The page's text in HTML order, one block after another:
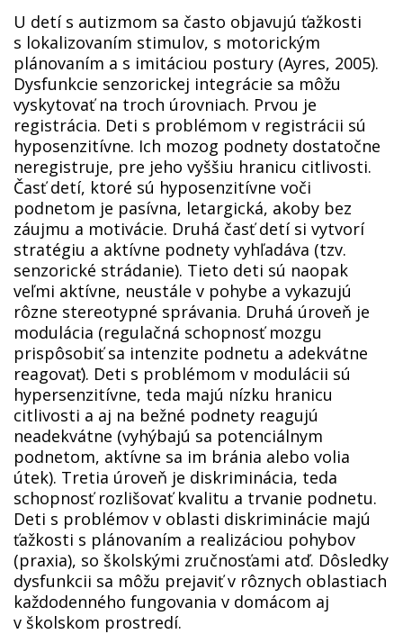
U detí s autizmom sa často objavujú ťažkosti
s lokalizovaním stimulov, s motorickým
plánovaním a s imitáciou postury (Ayres, 2005).
Dysfunkcie senzorickej integrácie sa môžu
vyskytovať na troch úrovniach. Prvou je
registrácia. Deti s problémom v registrácii sú
hyposenzitívne. Ich mozog podnety dostatočne
neregistruje, pre jeho vyššiu hranicu citlivosti.
Časť detí, ktoré sú hyposenzitívne voči
podnetom je pasívna, letargická, akoby bez
záujmu a motivácie. Druhá časť detí si vytvorí
stratégiu a aktívne podnety vyhľadáva (tzv.
senzorické strádanie). Tieto deti sú naopak
veľmi aktívne, neustále v pohybe a vykazujú
rôzne stereotypné správania. Druhá úroveň je
modulácia (regulačná schopnosť mozgu
prispôsobiť sa intenzite podnetu a adekvátne
reagovať). Deti s problémom v modulácii sú
hypersenzitívne, teda majú nízku hranicu
citlivosti a aj na bežné podnety reagujú
neadekvátne (vyhýbajú sa potenciálnym
podnetom, aktívne sa im bránia alebo volia
útek). Tretia úroveň je diskriminácia, teda
schopnosť rozlišovať kvalitu a trvanie podnetu.
Deti s problémov v oblasti diskriminácie majú
ťažkosti s plánovaním a realizáciou pohybov
(praxia), so školskými zručnosťami atď. Dôsledky
dysfunkcii sa môžu prejaviť v rôznych oblastiach
každodenného fungovania v domácom aj
v školskom prostredí.